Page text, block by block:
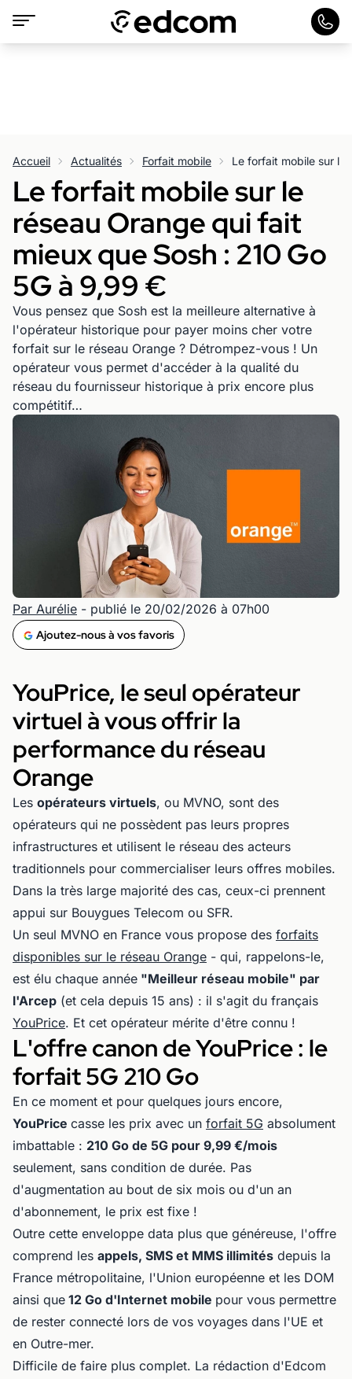
Accueil Actualités Forfait mobile
Le forfait mobile sur le
réseau Orange qui fait
mieux que Sosh : 210 Go
5G à 9,99 €
Vous pensez que Sosh est la meilleure alternative à
l'opérateur historique pour payer moins cher votre
forfait sur le réseau Orange ? Détrompez-vous ! Un
opérateur vous permet d'accéder à la qualité du
réseau du fournisseur historique à prix encore plus
compétitif…
Par Aurélie - publié le 20/02/2026 à 07h00
Ajoutez-nous à vos favoris
YouPrice, le seul opérateur
virtuel à vous offrir la
performance du réseau
Orange
Les opérateurs virtuels, ou MVNO, sont des
opérateurs qui ne possèdent pas leurs propres
infrastructures et utilisent le réseau des acteurs
traditionnels pour commercialiser leurs offres mobiles.
Dans la très large majorité des cas, ceux-ci prennent
appui sur Bouygues Telecom ou SFR.
Un seul MVNO en France vous propose des forfaits
disponibles sur le réseau Orange - qui, rappelons-le,
est élu chaque année "Meilleur réseau mobile" par
l'Arcep (et cela depuis 15 ans) : il s'agit du français
YouPrice. Et cet opérateur mérite d'être connu !
L'offre canon de YouPrice : le
forfait 5G 210 Go
En ce moment et pour quelques jours encore,
YouPrice casse les prix avec un forfait 5G absolument
imbattable : 210 Go de 5G pour 9,99 €/mois
seulement, sans condition de durée. Pas
d'augmentation au bout de six mois ou d'un an
d'abonnement, le prix est fixe !
Outre cette enveloppe data plus que généreuse, l'offre
comprend les appels, SMS et MMS illimités depuis la
France métropolitaine, l'Union européenne et les DOM
ainsi que 12 Go d'Internet mobile pour vous permettre
de rester connecté lors de vos voyages dans l'UE et
en Outre-mer.
Difficile de faire plus complet. La rédaction d'Edcom